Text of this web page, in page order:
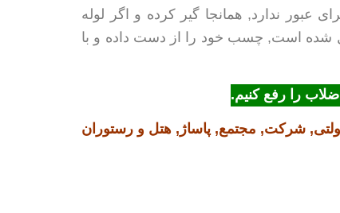
ندارد, همانجا گیر کرده و اگر لوله
شده است, چسب خود را از دست داده و با
را رفع کنیم.
شرکت, مجتمع, پاساژ, هتل و رستوران